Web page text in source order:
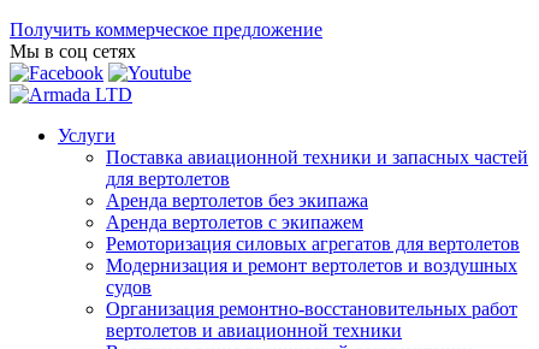
Получить коммерческое предложение
Мы в соц сетях
Услуги
Поставка авиационной техники и запасных частей
для вертолетов
Аренда вертолетов без экипажа
Аренда вертолетов с экипажем
Ремоторизация силовых агрегатов для вертолетов
Модернизация и ремонт вертолетов и воздушных
судов
Организация ремонтно-восстановительных работ
вертолетов и авиационной техники